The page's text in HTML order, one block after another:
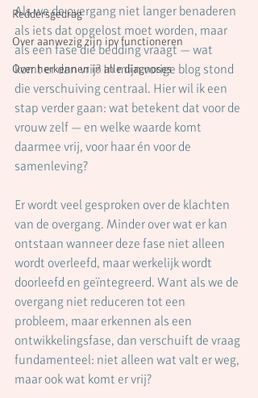
Reddersgedrag
Over aanwezig zijn ipv functioneren
Over herkennen in alle diagnoses
Als we de overgang niet langer benaderen
als iets dat opgelost moet worden, maar
als een fase die bedding vraagt — wat
komt er dan vrij? In mijn vorige blog stond
die verschuiving centraal. Hier wil ik een
stap verder gaan: wat betekent dat voor de
vrouw zelf — en welke waarde komt
daarmee vrij, voor haar én voor de
samenleving?
Er wordt veel gesproken over de klachten
van de overgang. Minder over wat er kan
ontstaan wanneer deze fase niet alleen
wordt overleefd, maar werkelijk wordt
doorleefd en geïntegreerd. Want als we de
overgang niet reduceren tot een
probleem, maar erkennen als een
ontwikkelingsfase, dan verschuift de vraag
fundamenteel: niet alleen wat valt er weg,
maar ook wat komt er vrij?